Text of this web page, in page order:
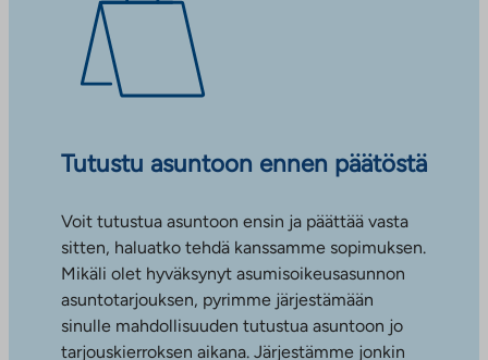
Tutustu asuntoon ennen päätöstä
Voit tutustua asuntoon ensin ja päättää vasta
sitten, haluatko tehdä kanssamme sopimuksen.
Mikäli olet hyväksynyt asumisoikeusasunnon
asuntotarjouksen, pyrimme järjestämään
sinulle mahdollisuuden tutustua asuntoon jo
tarjouskierroksen aikana. Järjestämme jonkin